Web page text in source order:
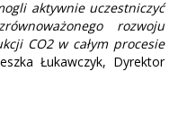
aktywnie uczestniczyć
rozwoju
CO2 w całym procesie
Łukawczyk, Dyrektor